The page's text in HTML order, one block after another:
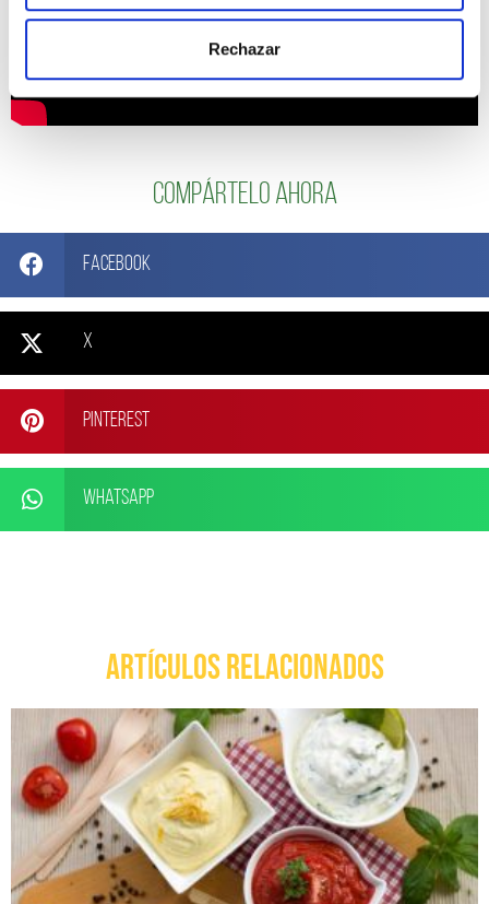
Rechazar
Compártelo ahora
Facebook
X
Pinterest
WhatsApp
ARTÍCULOS RELACIONADOS